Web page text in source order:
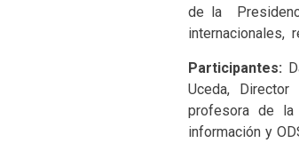
de la
internacionales,
Participantes:
Uceda,
profesora de la
información y